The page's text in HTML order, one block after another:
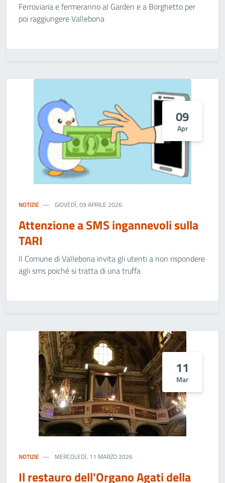
Ferroviaria e fermeranno al Garden e a Borghetto per
poi raggiungere Vallebona
09
Apr
NOTIZIE GIOVEDÌ, 09 APRILE 2026
Attenzione a SMS ingannevoli sulla
TARI
Il Comune di Vallebona invita gli utenti a non rispondere
agli sms poiché si tratta di una truffa
11
Mar
NOTIZIE MERCOLEDÌ, 11 MARZO 2026
Il restauro dell'Organo Agati della